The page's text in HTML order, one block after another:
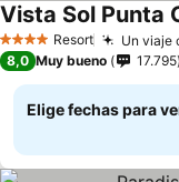
4 EstrellasResort Un viaje
Vista Sol Punta
8,0 Muy bueno 17.795
Elige fechas para